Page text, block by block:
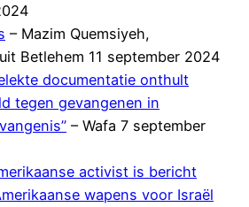
– Mazim Quemsiyeh,
Betlehem 11 september 2024
documentatie onthult
tegen gevangenen in
– Wafa 7 september
activist is bericht
wapens voor Israël